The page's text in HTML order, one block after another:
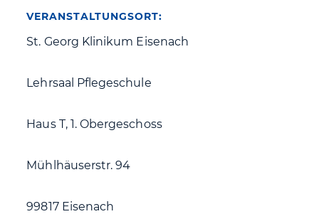
VERANSTALTUNGSORT:
St. Georg Klinikum Eisenach
Lehrsaal Pflegeschule
Haus T, 1. Obergeschoss
Mühlhäuserstr. 94
99817 Eisenach